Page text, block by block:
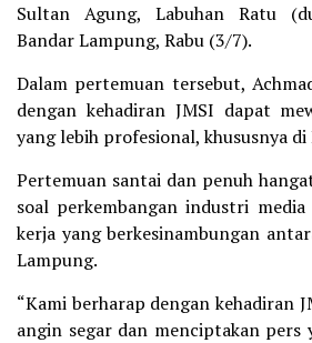
Sultan Agung, Labuhan Ratu
Bandar Lampung, Rabu (3/7).
Dalam pertemuan tersebut,
dengan kehadiran JMSI dapat
yang lebih profesional, khususnya di
Pertemuan santai dan penuh
soal perkembangan industri
kerja yang berkesinambungan
Lampung.
“Kami berharap dengan kehadiran
angin segar dan menciptakan pers